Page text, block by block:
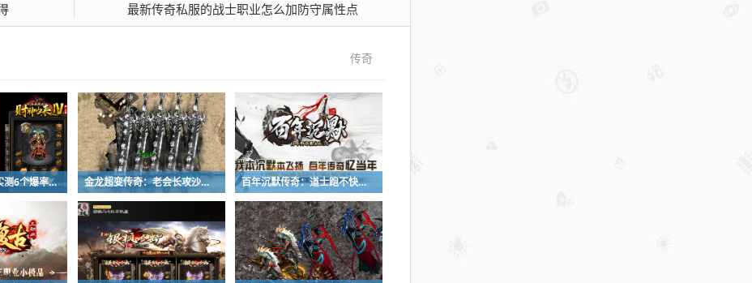
最新传奇私服的战士职业怎么加防守属性点
传奇
财神归来传奇：实测6个爆率最高的副本，每天1小时刷满背包 金龙超变传奇：老会长攻沙前必做三件事，教你有备而战 百年沉默传奇：道士跑不快？战士法师这么打准能赢！